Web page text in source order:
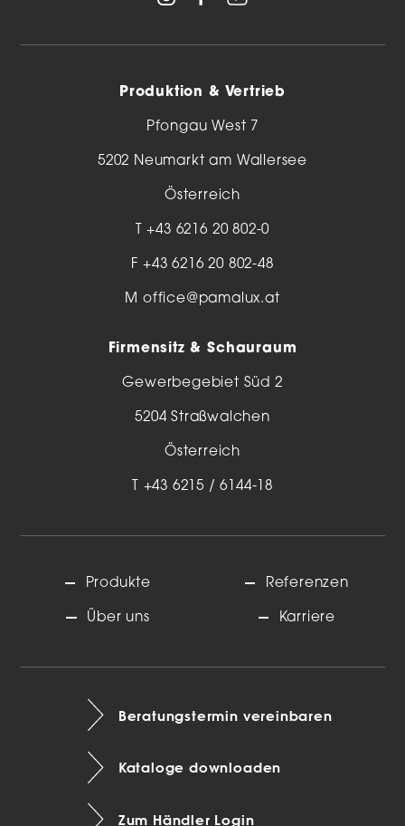
Produktion & Vertrieb
Pfongau West 7
5202 Neumarkt am Wallersee
Österreich
T+43 6216 20 802-0
F +43 6216 20 802-48
M office@pamalux.at
Firmensitz & Schauraum
Gewerbegebiet Süd 2
5204 Straßwalchen
Österreich
+43 6215 / 6144-18
Produkte
Über uns
Referenzen
Karriere
Beratungstermin vereinbaren
Kataloge downloaden
Zum Händler Login